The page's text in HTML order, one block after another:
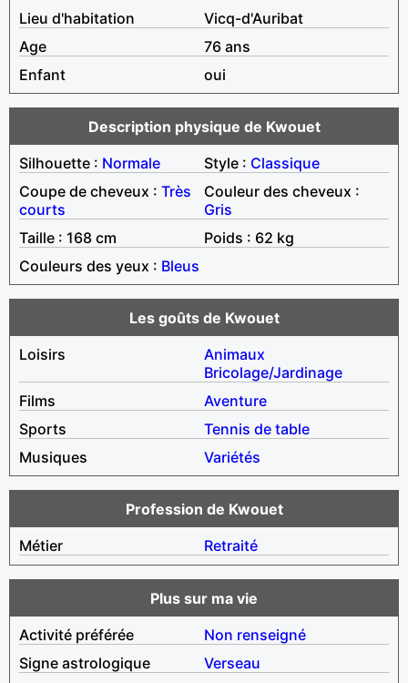
Lieu d'habitation
Vicq-d'Auribat
Age
76 ans
Enfant
oui
Description physique de Kwouet
Silhouette : Normale Style : Classique
Coupe de cheveux : Très
courts
Couleur des cheveux :
Gris
Taille : 168 cm
Poids : 62 kg
Couleurs des yeux : Bleus
Les goûts de Kwouet
Loisirs
Animaux
Bricolage/Jardinage
Films
Aventure
Sports
Tennis de table
Musiques
Variétés
Profession de Kwouet
Métier
Retraité
Plus sur ma vie
Activité préférée
Non renseigné
Signe astrologique
Verseau